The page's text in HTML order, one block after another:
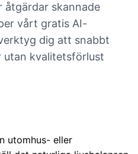
skannade
vårt gratis AI-
dig att snabbt
utan kvalitetsförlust
utomhus- eller